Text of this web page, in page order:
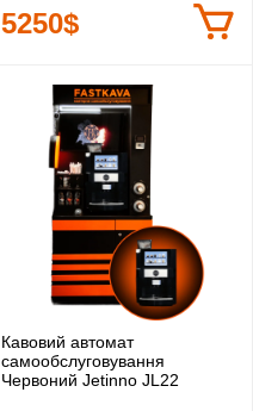
5250$
Кавовий автомат
самообслуговування
Червоний Jetinno JL22